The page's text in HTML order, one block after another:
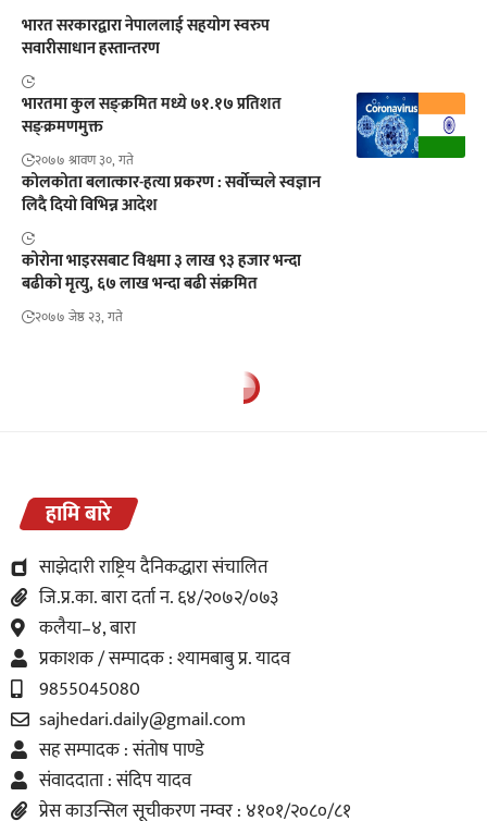
भारत सरकारद्वारा नेपाललाई सहयोग स्वरुप
सवारीसाधान हस्तान्तरण
भारतमा कुल सङ्क्रमित मध्ये ७१.१७ प्रतिशत
सङ्क्रमणमुक्त
२०७७ श्रावण ३०, गते
कोलकोता बलात्कार-हत्या प्रकरण : सर्वोच्चले स्वज्ञान
लिदै दियो विभिन्न आदेश
कोरोना भाइरसबाट विश्वमा ३ लाख ९३ हजार भन्दा
बढीको मृत्यु, ६७ लाख भन्दा बढी संक्रमित
२०७७ जेष्ठ २३, गते
हामि बारे
साझेदारी राष्ट्रिय दैनिकद्धारा संचालित
जि.प्र.का. बारा दर्ता न. ६४/२०७२/०७३
कलैया–४, बारा
प्रकाशक / सम्पादक : श्यामबाबु प्र. यादव
9855045080
sajhedari.daily@gmail.com
सह सम्पादक : संतोष पाण्डे
संवाददाता : संदिप यादव
प्रेस काउन्सिल सूचीकरण नम्वर : ४१०१/२०८०/८१